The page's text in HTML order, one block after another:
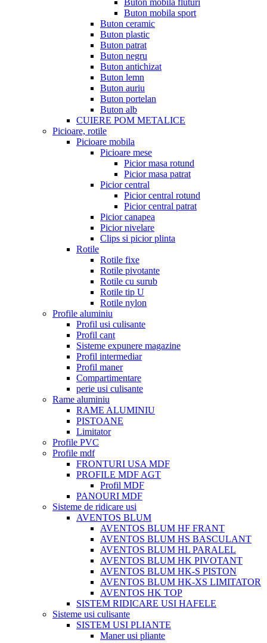
Buton mobila fluturi
Buton mobila sport
Buton ceramic
Buton plastic
Buton patrat
Buton negru
Buton antichizat
Buton lemn
Buton auriu
Buton portelan
Buton alb
CUIERE POM METALICE
Picioare, rotile
Picioare mobila
Picioare mese
Picior masa rotund
Picior masa patrat
Picior central
Picior central rotund
Picior central patrat
Picior canapea
Picior nivelare
Clips si picior plinta
Rotile
Rotile fixe
Rotile pivotante
Rotile cu surub
Rotile tip U
Rotile nylon
Profile aluminiu
Profil usi culisante
Profil cant
Sisteme expunere magazine
Profil intermediar
Profil maner
Compartimentare
perie usi culisante
Rame aluminiu
RAME ALUMINIU
PISTOANE
Limitator
Profile PVC
Profile mdf
FRONTURI USA MDF
PROFILE MDF AGT
Profil MDF
PANOURI MDF
Sisteme de ridicare usi
AVENTOS BLUM
AVENTOS BLUM HF FRANT
AVENTOS BLUM HS BASCULANT
AVENTOS BLUM HL PARALEL
AVENTOS BLUM HK PIVOTANT
AVENTOS BLUM HK-S PISTON
AVENTOS BLUM HK-XS LIMITATOR
AVENTOS HK TOP
SISTEM RIDICARE USI HAFELE
Sisteme usi culisante
SISTEM USI PLIANTE
Maner usi pliante